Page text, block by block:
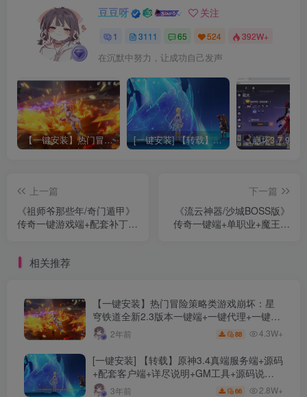
豆豆呀 关注
1 3111 65 524 392W+
在沉默中努力，让成功自己发声
【一键安装】热门冒险策略类游戏崩坏：星穹铁道全新2.3版本一键端+一键代理+一键启动+免虚拟机 [一键安装] 【转载】原神3.4真端服务端+源码+配套客户端+详尽说明+GM工具+源码说明文件
上一篇
《祖师爷那些年/奇门遁甲》
传奇一键游戏端+配套补丁
下一篇
《流云神器/沙城BOSS版》
传奇一键端+单职业+魔王冰
相关推荐
【一键安装】热门冒险策略类游戏崩坏：星
穹铁道全新2.3版本一键端+一键代理+一键启
动+免虚拟机
2年前 88 4.3W+
[一键安装] 【转载】原神3.4真端服务端+源码
+配套客户端+详尽说明+GM工具+源码说明
文件3年前 66 2.8W+